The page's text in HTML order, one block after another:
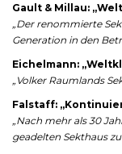
Gault & Millau:
„Der renommierte
Generation in den
Eichelmann:
„Volker Raumlands
Falstaff:
„Nach mehr als 30
geadelten Sekthaus